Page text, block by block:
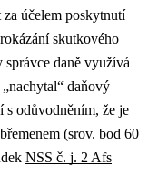
účelem poskytnutí
skutkového
správce daně využívá
daňový
s odůvodněním, že je
(srov. bod 60
NSS č. j. 2 Afs